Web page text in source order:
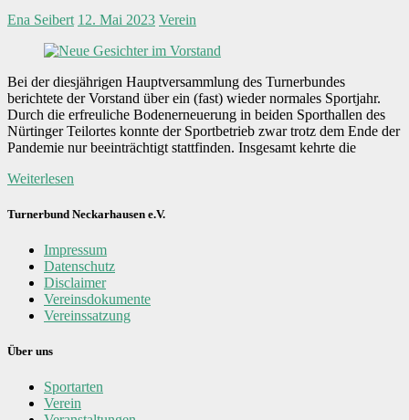
Ena Seibert 12. Mai 2023 Verein
Bei der diesjährigen Hauptversammlung des Turnerbundes
berichtete der Vorstand über ein (fast) wieder normales Sportjahr.
Durch die erfreuliche Bodenerneuerung in beiden Sporthallen des
Nürtinger Teilortes konnte der Sportbetrieb zwar trotz dem Ende der
Pandemie nur beeinträchtigt stattfinden. Insgesamt kehrte die
Weiterlesen
Turnerbund Neckarhausen e.V.
Impressum
Datenschutz
Disclaimer
Vereinsdokumente
Vereinssatzung
Über uns
Sportarten
Verein